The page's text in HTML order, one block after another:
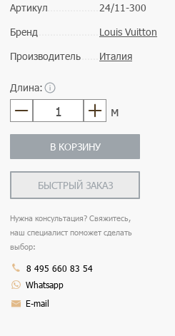
Артикул
24/11-300
Бренд
Louis Vuitton
Производитель
Италия
Длина:
м
В КОРЗИНУ
БЫСТРЫЙ ЗАКАЗ
Нужна консультация? Свяжитесь,
наш специалист поможет сделать
выбор:
8 495 660 83 54
Whatsapp
E-mail